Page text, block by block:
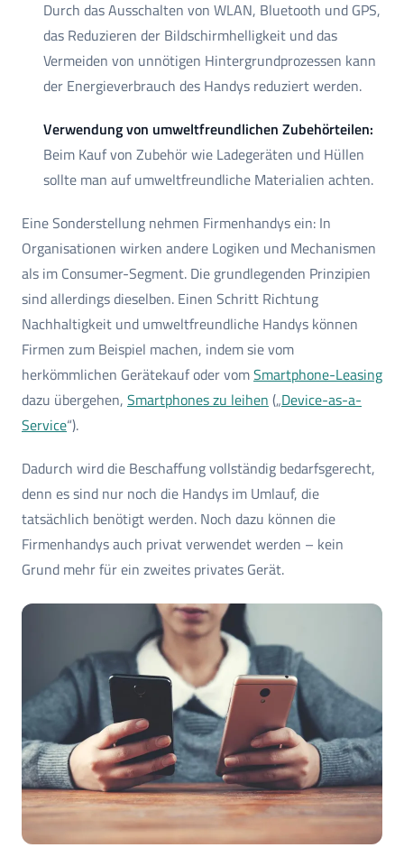
Durch das Ausschalten von WLAN, Bluetooth und GPS,
das Reduzieren der Bildschirmhelligkeit und das
Vermeiden von unnötigen Hintergrundprozessen kann
der Energieverbrauch des Handys reduziert werden.
Verwendung von umweltfreundlichen Zubehörteilen:
Beim Kauf von Zubehör wie Ladegeräten und Hüllen
sollte man auf umweltfreundliche Materialien achten.
Eine Sonderstellung nehmen Firmenhandys ein: In
Organisationen wirken andere Logiken und Mechanismen
als im Consumer-Segment. Die grundlegenden Prinzipien
sind allerdings dieselben. Einen Schritt Richtung
Nachhaltigkeit und umweltfreundliche Handys können
Firmen zum Beispiel machen, indem sie vom
herkömmlichen Gerätekauf oder vomSmartphone-Leasing
dazu übergehen, Smartphones zu leihen („Device-as-a-
Service“).
Dadurch wird die Beschaffung vollständig bedarfsgerecht,
denn es sind nur noch die Handys im Umlauf, die
tatsächlich benötigt werden. Noch dazu können die
Firmenhandys auch privat verwendet werden – kein
Grund mehr für ein zweites privates Gerät.